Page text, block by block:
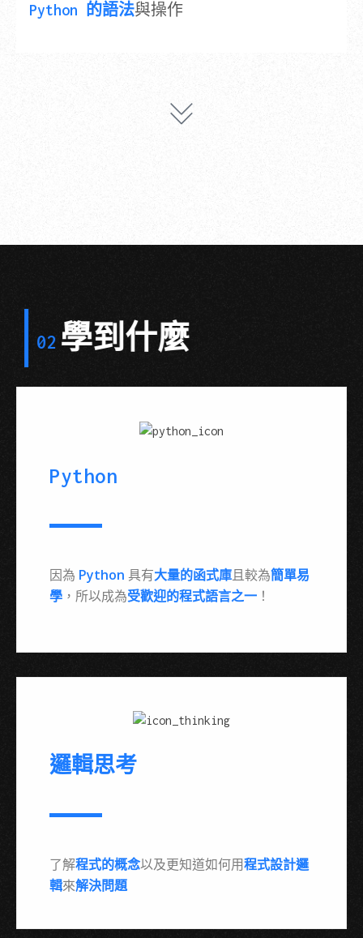
Python 的語法與操作
02 學到什麼
Python
因為 Python 具有大量的函式庫且較為簡單易
學 ，所以成為受歡迎的程式語言之一 ！
邏輯思考
了解程式的概念以及更知道如何用程式設計邏
輯來解決問題